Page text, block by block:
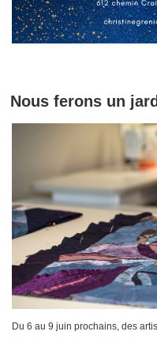
Nous ferons un
Du 6 au 9 juin prochains, des